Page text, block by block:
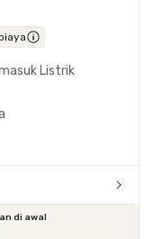
Listrik
di awal